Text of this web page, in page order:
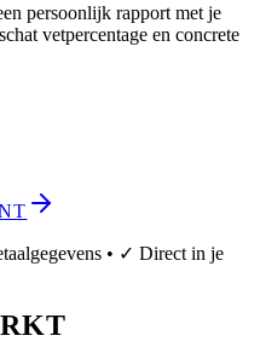
persoonlijk rapport met je
vetpercentage en concrete
• ✓ Direct in je